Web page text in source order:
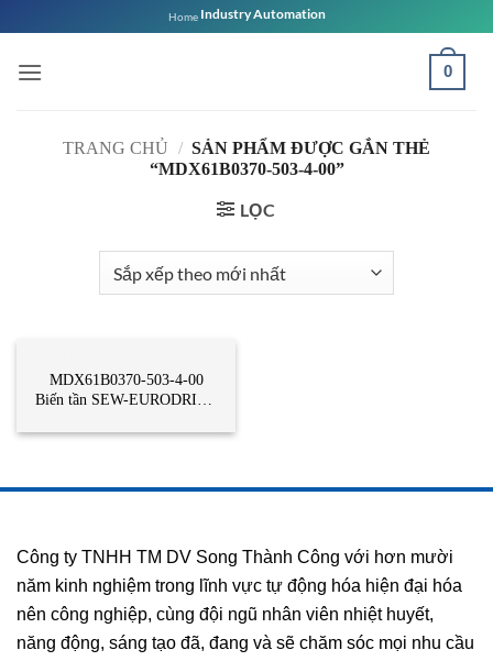
qua
nội
Home Industry Automation
0
TRANG CHỦ / SẢN PHẨM ĐƯỢC GẮN THẺ
“MDX61B0370-503-4-00”
LỌC
MDX61B0370-503-4-00
Biến tần SEW-EURODRIVE
Công ty TNHH TM DV Song Thành Công với hơn mười
năm kinh nghiệm trong lĩnh vực tự động hóa hiện đại hóa
nên công nghiệp, cùng đội ngũ nhân viên nhiệt huyết,
năng động, sáng tạo đã, đang và sẽ chăm sóc mọi nhu cầu